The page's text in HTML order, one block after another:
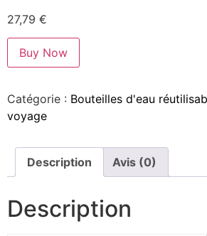
27,79 €
Buy Now
Catégorie : Bouteilles d'eau
voyage
Description Avis (0)
Description